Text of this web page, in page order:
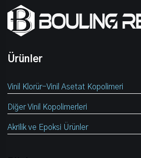
Ürünler
Vinil Klorür-Vinil Asetat Kopolimeri
Diğer Vinil Kopolimerleri
Akrilik ve Epoksi Ürünler